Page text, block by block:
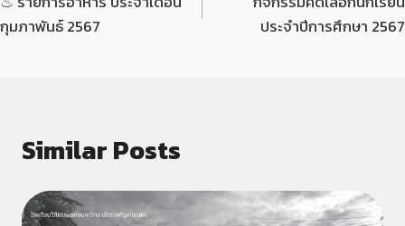
กุมภาพันธ์ 2567
ประจำปีการศึกษา 2567
Similar Posts